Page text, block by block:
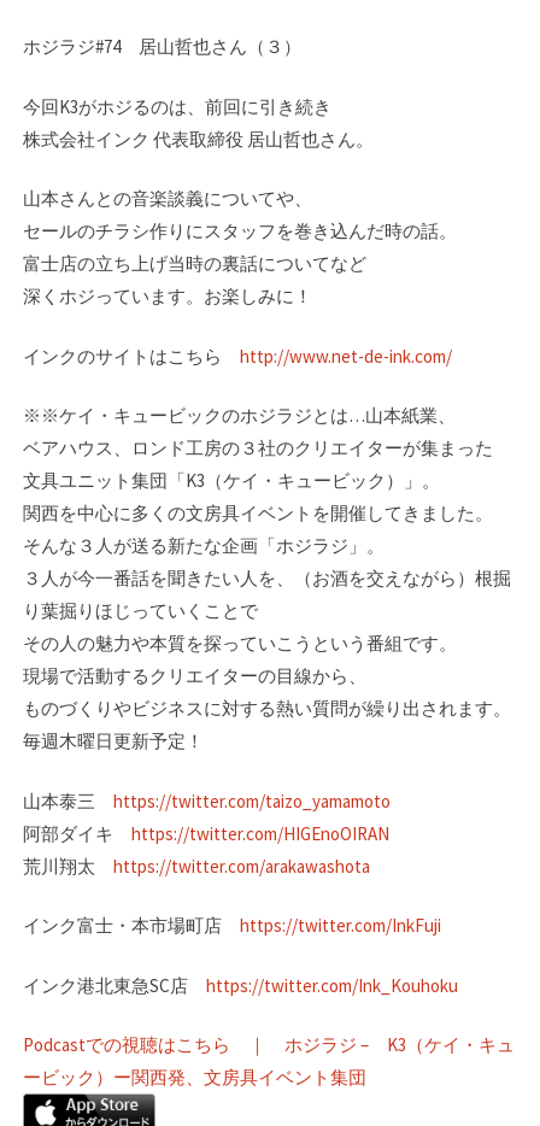
ホジラジ#74 居山哲也さん（３）
今回K3がホジるのは、前回に引き続き
株式会社インク 代表取締役 居山哲也さん。
山本さんとの音楽談義についてや、
セールのチラシ作りにスタッフを巻き込んだ時の話。
富士店の立ち上げ当時の裏話についてなど
深くホジっています。お楽しみに！
インクのサイトはこちら http://www.net-de-ink.com/
※※ケイ・キュービックのホジラジとは…山本紙業、
ベアハウス、ロンド工房の３社のク­リエイターが集まった
文具ユニット集団「K3（ケイ・キュービック）」。
関西を中心に­多くの文房具イベントを開催してきました。
そんな３人が送る新たな企画「ホジラジ」。­
３人が今一番話を聞きたい人を、（お酒を交えながら）根掘
り葉掘りほじっていくことで
その人の魅力や本質を探っていこうという番組です。
現場で活動するクリエイターの目線­から、
ものづくりやビジネスに対する熱い質問が繰り出されます。
毎週木曜日更新予定！
山本泰三 https://twitter.com/taizo_yamamoto
阿部ダイキ https://twitter.com/HIGEnoOIRAN
荒川翔太 https://twitter.com/arakawashota
インク富士・本市場町店 https://twitter.com/InkFuji
インク港北東急SC店 https://twitter.com/Ink_Kouhoku
Podcastでの視聴はこちら ｜ ホジラジ – K3（ケイ・キュ
ービック）ー関西発、文房具イベント集団